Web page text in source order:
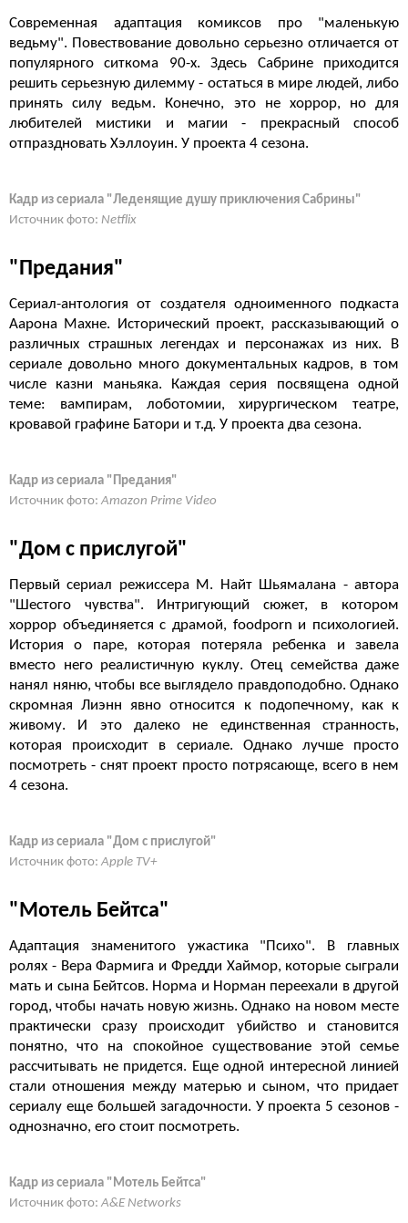
Современная адаптация комиксов про "маленькую
ведьму". Повествование довольно серьезно отличается от
популярного ситкома 90-х. Здесь Сабрине приходится
решить серьезную дилемму - остаться в мире людей, либо
принять силу ведьм. Конечно, это не хоррор, но для
любителей мистики и магии - прекрасный способ
отпраздновать Хэллоуин. У проекта 4 сезона.
Кадр из сериала "Леденящие душу приключения Сабрины"
Источник фото: Netflix
"Предания"
Сериал-антология от создателя одноименного подкаста
Аарона Махне. Исторический проект, рассказывающий о
различных страшных легендах и персонажах из них. В
сериале довольно много документальных кадров, в том
числе казни маньяка. Каждая серия посвящена одной
теме: вампирам, лоботомии, хирургическом театре,
кровавой графине Батори и т.д. У проекта два сезона.
Кадр из сериала "Предания"
Источник фото: Amazon Prime Video
"Дом с прислугой"
Первый сериал режиссера М. Найт Шьямалана - автора
"Шестого чувства". Интригующий сюжет, в котором
хоррор объединяется с драмой, foodporn и психологией.
История о паре, которая потеряла ребенка и завела
вместо него реалистичную куклу. Отец семейства даже
нанял няню, чтобы все выглядело правдоподобно. Однако
скромная Лиэнн явно относится к подопечному, как к
живому. И это далеко не единственная странность,
которая происходит в сериале. Однако лучше просто
посмотреть - снят проект просто потрясающе, всего в нем
4 сезона.
Кадр из сериала "Дом с прислугой"
Источник фото: Apple TV+
"Мотель Бейтса"
Адаптация знаменитого ужастика "Психо". В главных
ролях - Вера Фармига и Фредди Хаймор, которые сыграли
мать и сына Бейтсов. Норма и Норман переехали в другой
город, чтобы начать новую жизнь. Однако на новом месте
практически сразу происходит убийство и становится
понятно, что на спокойное существование этой семье
рассчитывать не придется. Еще одной интересной линией
стали отношения между матерью и сыном, что придает
сериалу еще большей загадочности. У проекта 5 сезонов -
однозначно, его стоит посмотреть.
Кадр из сериала "Мотель Бейтса"
Источник фото: A&E Networks